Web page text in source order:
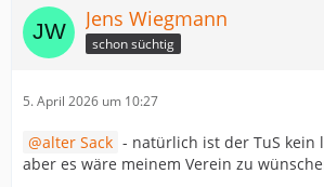
Jens Wiegmann
schon süchtig
5. April 2026 um 10:27
alter Sack - natürlich ist der TuS kein
aber es wäre meinem Verein zu